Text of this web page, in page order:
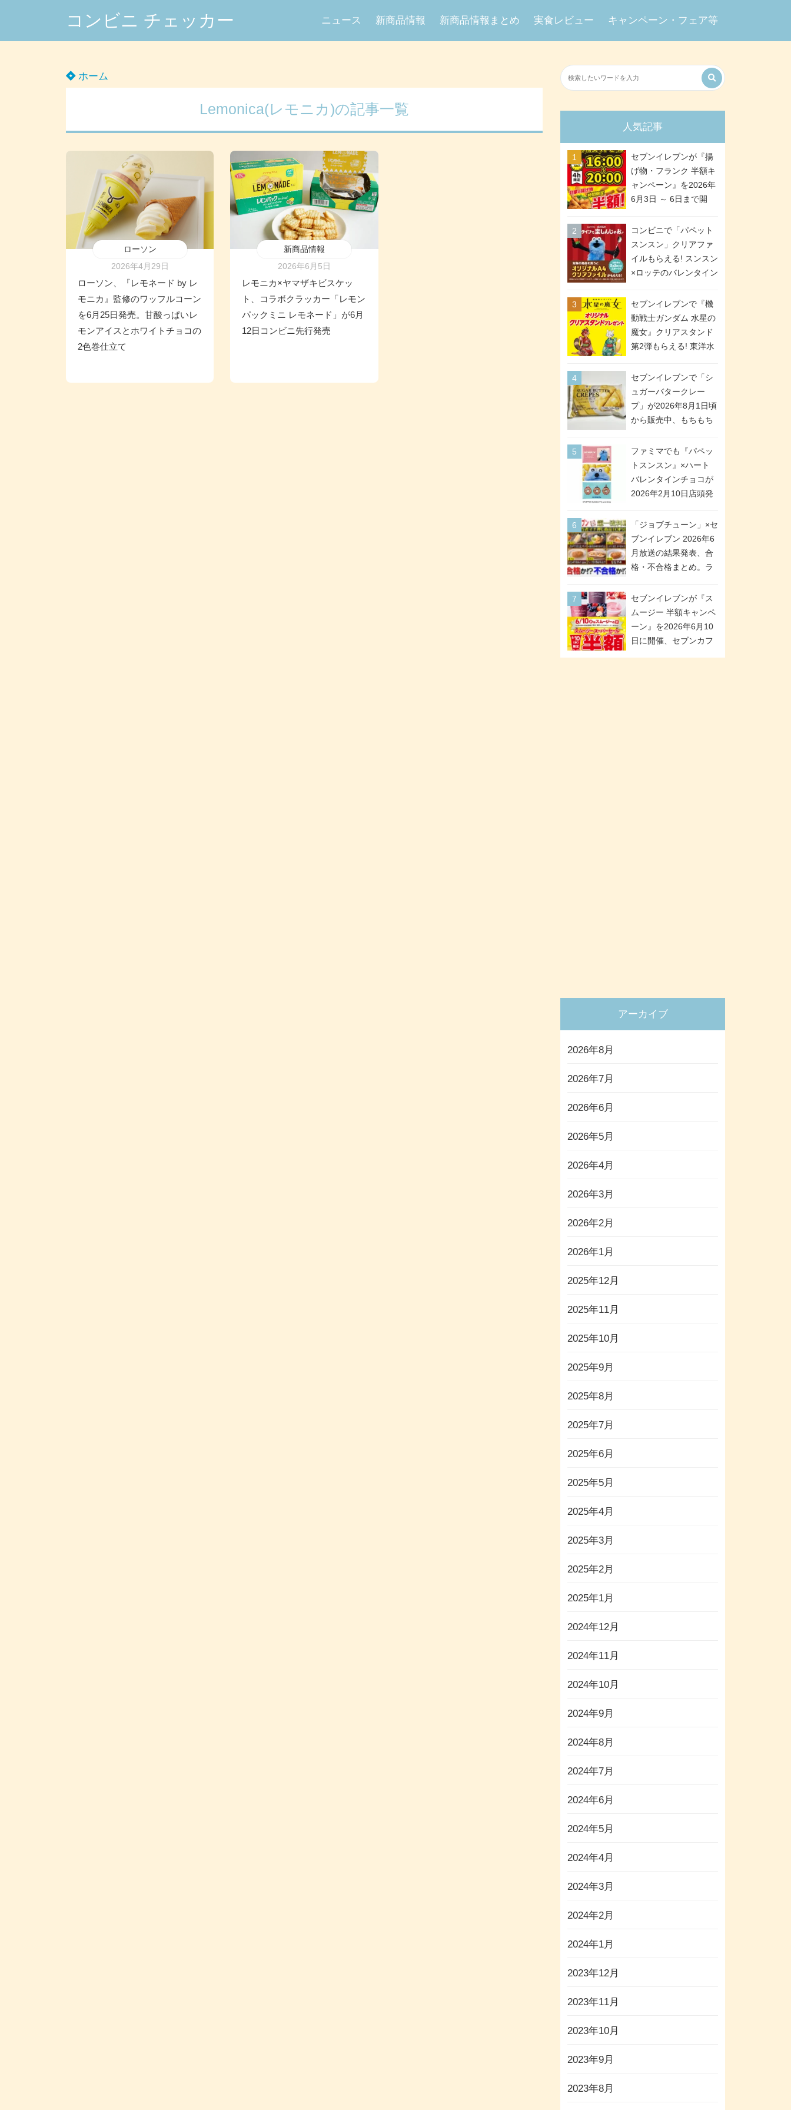
コンビニ チェッカー ニュース 新商品情報 新商品情報まとめ 実食レビュー キャンペーン・フェア等
ホーム
Lemonica(レモニカ)の記事一覧
ローソン
2026年4月29日
ローソン、『レモネード by レ
モニカ』監修のワッフルコーン
を6月25日発売。甘酸っぱいレ
モンアイスとホワイトチョコの
2色巻仕立て
新商品情報
2026年6月5日
レモニカ×ヤマザキビスケッ
ト、コラボクラッカー「レモン
パックミニ レモネード」が6月
12日コンビニ先行発売
人気記事
セブンイレブンが『揚
げ物・フランク 半額キ
ャンペーン』を2026年
6月3日 ～ 6日まで開
などが「揚げ物スーパ
ーセール」でお得に! 各
日16:00 ～ 20:00の4時
間限定で実施。ななチ
メリカンドッグが税抜
き69円!
コンビニで「パペット
スンスン」クリアファ
イルもらえる! スンスン
×ロッテのバレンタイン
スタート。セブン、フ
ァミマ、ローソンの3社
で異なるデザイン＆対
象商品
セブンイレブンで『機
動戦士ガンダム 水星の
魔女』クリアスタンド
第2弾もらえる! 東洋水
ペーンが2026年5月26
日スタート。浴衣＆た
ぬき・キツネ姿のスレ
ッタ / ミオリネ / グエ
号・5号) / シャディク
ドになって登場!
セブンイレブンで「シ
ュガーバタークレー
プ」が2026年8月1日頃
から販売中、もちもち
シュガー＆バターをレ
ンジアップで手軽に楽
しめる冷凍食品。2個入
り
ファミマでも『パペッ
トスンスン』×ハート
バレンタインチョコが
2026年2月10日店頭発
チョコ」「チョコ缶」
「ツインギフト」が登
場
「ジョブチューン」×セ
ブンイレブン 2026年6
月放送の結果発表、合
格・不合格まとめ。ラ
合格「金のハンバー
グ」。満場一致合格数
は6商品、合格数は2商
品。TVerでの見逃し配
セブンイレブンが『ス
ムージー 半額キャンペ
ーン』を2026年6月10
日に開催、セブンカフ
アーカイブ
2026年8月
2026年7月
2026年6月
2026年5月
2026年4月
2026年3月
2026年2月
2026年1月
2025年12月
2025年11月
2025年10月
2025年9月
2025年8月
2025年7月
2025年6月
2025年5月
2025年4月
2025年3月
2025年2月
2025年1月
2024年12月
2024年11月
2024年10月
2024年9月
2024年8月
2024年7月
2024年6月
2024年5月
2024年4月
2024年3月
2024年2月
2024年1月
2023年12月
2023年11月
2023年10月
2023年9月
2023年8月